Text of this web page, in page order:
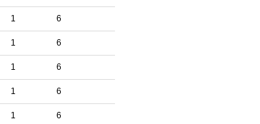
1 6
1 6
1 6
1 6
1 6